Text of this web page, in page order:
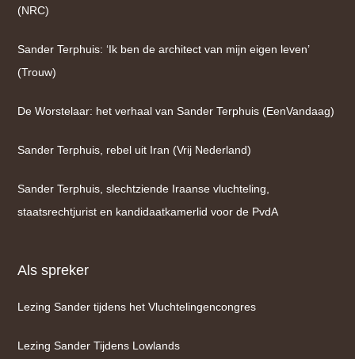
(NRC)
Sander Terphuis: ‘Ik ben de architect van mijn eigen leven’
(Trouw)
De Worstelaar: het verhaal van Sander Terphuis (EenVandaag)
Sander Terphuis, rebel uit Iran (Vrij Nederland)
Sander Terphuis, slechtziende Iraanse vluchteling,
staatsrechtjurist en kandidaatkamerlid voor de PvdA
Als spreker
Lezing Sander tijdens het Vluchtelingencongres
Lezing Sander Tijdens Lowlands